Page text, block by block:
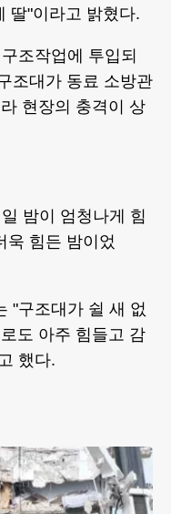
딸"이라고 밝혔다.
조작업에 투입되
조대가 동료 소방관
현장의 충격이 상
밤이 엄청나게 힘
욱 힘든 밤이었
"구조대가 쉴 새 없
도 아주 힘들고 감
했다.